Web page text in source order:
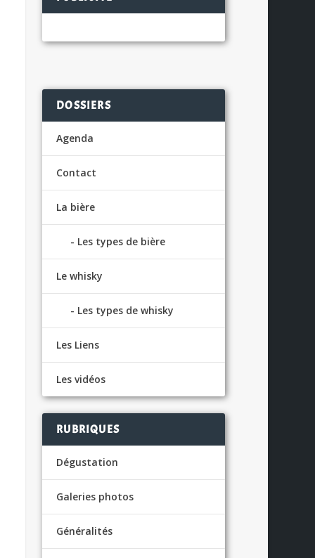
DOSSIERS
Agenda
Contact
La bière
Les types de bière
Le whisky
Les types de whisky
Les Liens
Les vidéos
RUBRIQUES
Dégustation
Galeries photos
Généralités